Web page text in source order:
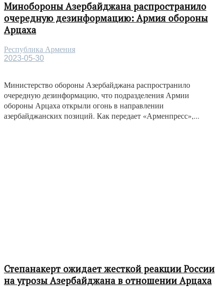
Минобороны Азербайджана распространило
очередную дезинформацию: Армия обороны
Арцаха
Республика Армения
2023-05-30
Министерство обороны Азербайджана распространило
очередную дезинформацию, что подразделения Армии
обороны Арцаха открыли огонь в направлении
азербайджанских позиций. Как передает «Арменпресс»,...
Степанакерт ожидает жесткой реакции России
на угрозы Азербайджана в отношении Арцаха